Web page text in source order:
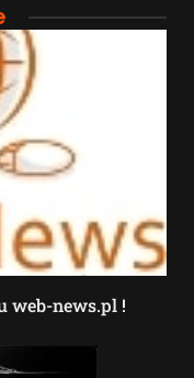
web-news.pl !